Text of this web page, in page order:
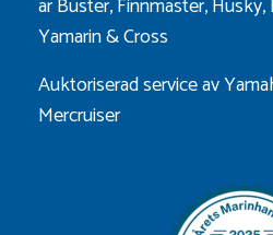
ärBuster,Finnmaster,Husky,
Yamarin&Cross
Auktoriserad service av
Mercruiser